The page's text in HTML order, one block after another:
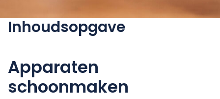
Inhoudsopgave
Apparaten
schoonmaken